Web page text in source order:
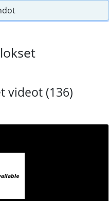
videot (136)